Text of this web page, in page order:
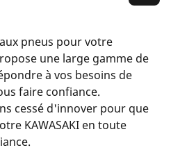
pneus pour votre
une large gamme de
à vos besoins de
faire confiance.
cessé d'innover pour que
KAWASAKI en toute